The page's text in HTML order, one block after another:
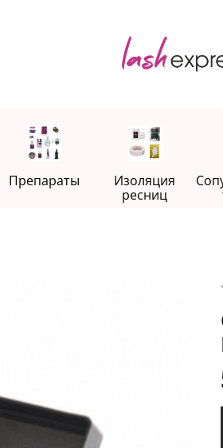
Препараты
Изоляция
ресниц